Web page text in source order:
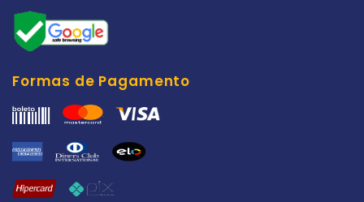
Formas de Pagamento